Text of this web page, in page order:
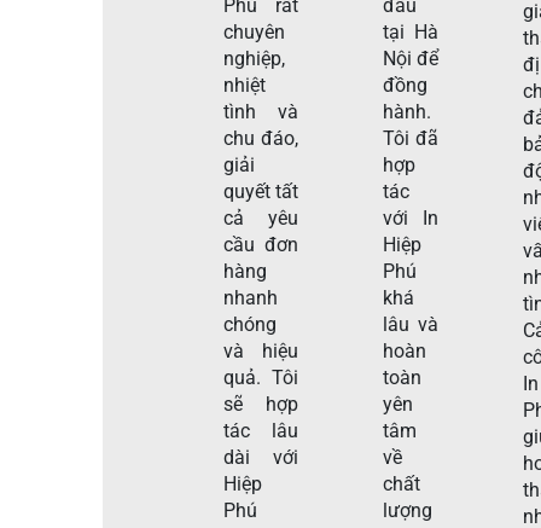
Phú rất
chuyên
nghiệp,
nhiệt
tình và
chu đáo,
giải
quyết tất
cả yêu
cầu đơn
hàng
nhanh
chóng
và hiệu
quả. Tôi
sẽ hợp
tác lâu
dài với
Hiệp
Phú
đầu
tại Hà
Nội để
đồng
hành.
Tôi đã
hợp
tác
với In
Hiệp
Phú
khá
lâu và
hoàn
toàn
yên
tâm
về
chất
lượng